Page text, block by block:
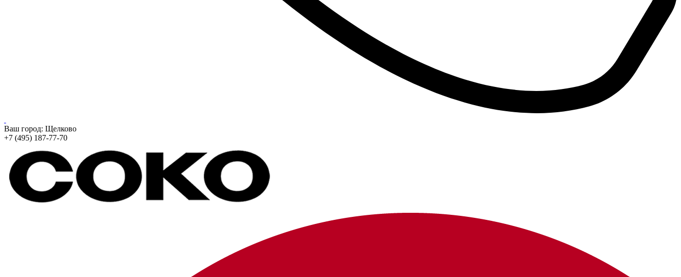
Ваш город: Щелково
+7 (495) 187-77-70